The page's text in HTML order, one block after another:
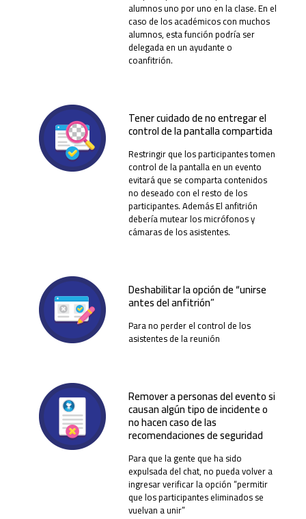
alumnos uno por uno en la clase. En el
caso de los académicos con muchos
alumnos, esta función podría ser
delegada en un ayudante o
coanfitrión.
Tener cuidado de no entregar el
control de la pantalla compartida
Restringir que los participantes tomen
control de la pantalla en un evento
evitará que se comparta contenidos
no deseado con el resto de los
participantes. Además El anfitrión
debería mutear los micrófonos y
cámaras de los asistentes.
Deshabilitar la opción de “unirse
antes del anfitrión”
Para no perder el control de los
asistentes de la reunión
Remover a personas del evento si
causan algún tipo de incidente o
no hacen caso de las
recomendaciones de seguridad
Para que la gente que ha sido
expulsada del chat, no pueda volver a
ingresar verificar la opción “permitir
que los participantes eliminados se
vuelvan a unir”